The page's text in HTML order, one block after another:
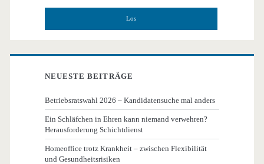
NEUESTE BEITRÄGE
Betriebsratswahl 2026 – Kandidatensuche mal anders
Ein Schläfchen in Ehren kann niemand verwehren?
Herausforderung Schichtdienst
Homeoffice trotz Krankheit – zwischen Flexibilität
und Gesundheitsrisiken